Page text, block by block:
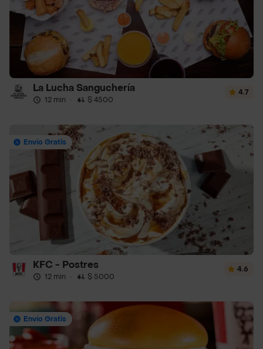
La Lucha Sanguchería
12 min · $ 4500
4.7
Envío Gratis
KFC - Postres
12 min · $ 5000
4.6
Envío Gratis